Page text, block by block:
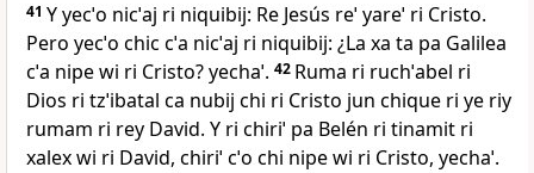
41 Y yecˈo nicˈaj ri niquibij: Re Jesús reˈ yareˈ ri Cristo.
Pero yecˈo chic cˈa nicˈaj ri niquibij: ¿La xa ta pa Galilea
cˈa nipe wi ri Cristo? yechaˈ. 42 Ruma ri ruchˈabel ri
Dios ri tzˈibatal ca nubij chi ri Cristo jun chique ri ye riy
rumam ri rey David. Y ri chiriˈ pa Belén ri tinamit ri
xalex wi ri David, chiriˈ cˈo chi nipe wi ri Cristo, yechaˈ.